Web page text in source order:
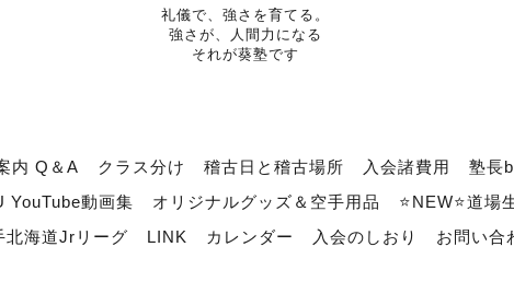
礼儀で、強さを育てる。
強さが、人間力になる
それが葵塾です
内 Q＆A クラス分け 稽古日と稽古場所 入会諸費用 塾長
YouTube動画集
オリジナルグッズ＆空手用品
⭐NEW⭐道場
北海道Jrリーグ
LINK カレンダー 入会のしおり お問い合